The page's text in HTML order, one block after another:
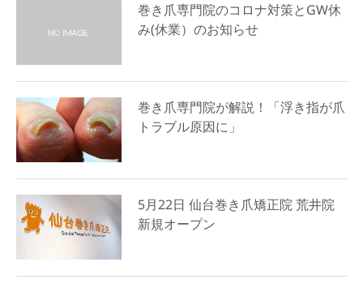
巻き爪専門院のコロナ対策とGW休
み(休業）のお知らせ
巻き爪専門院が解説！「浮き指が爪
トラブル原因に」
5月22日 仙台巻き爪矯正院 荒井院
新規オープン